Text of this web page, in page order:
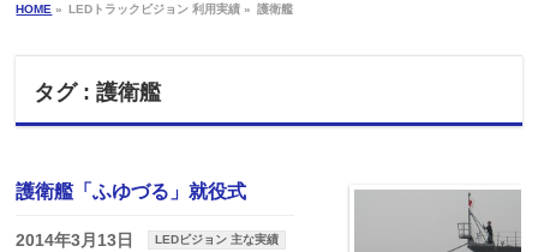
HOME » LEDトラックビジョン 利用実績 » 護衛艦
タグ : 護衛艦
護衛艦「ふゆづる」就役式
2014年3月13日 LEDビジョン 主な実績